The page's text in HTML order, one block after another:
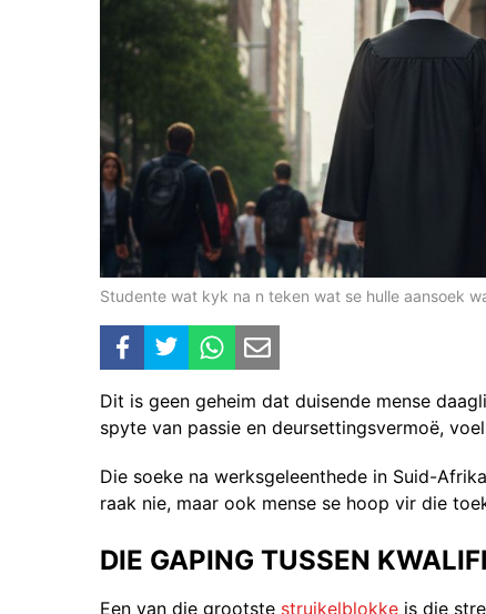
Studente wat kyk na n teken wat se hulle aansoek
Dit is geen geheim dat duisende mense
spyte van passie en deursettingsvermoë,
Die soeke na werksgeleenthede in Suid-
raak nie, maar ook mense se hoop vir die
DIE GAPING TUSSEN
Een van die grootste struikelblokke is die